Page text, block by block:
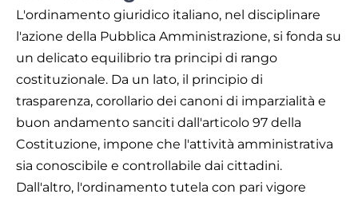
L'ordinamento giuridico italiano, nel disciplinare
l'azione della Pubblica Amministrazione, si fonda su
un delicato equilibrio tra principi di rango
costituzionale. Da un lato, il principio di
trasparenza, corollario dei canoni di imparzialità e
buon andamento sanciti dall'articolo 97 della
Costituzione, impone che l'attività amministrativa
sia conoscibile e controllabile dai cittadini.
Dall'altro, l'ordinamento tutela con pari vigore